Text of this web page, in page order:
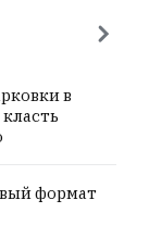
в
формат